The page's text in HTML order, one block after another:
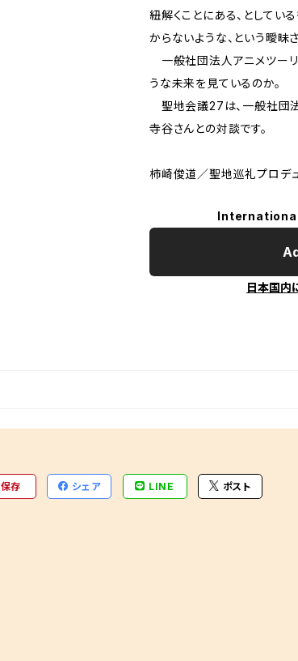
紐解くことにある、としてい
からないような、という曖昧
一般社団法人アニメツー
うな未来を見ているのか。
聖地会議27は、一般社団
寺谷さんとの対談です。
柿崎俊道／聖地巡礼プロデ
日本国内
保存 シェア LINE ポスト